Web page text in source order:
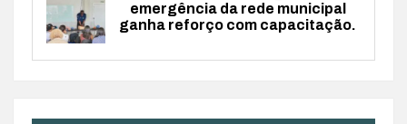
emergência da rede municipal
ganha reforço com capacitação.